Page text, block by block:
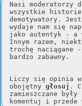
Nasi moderatorzy
wszystkie historie
demotywatory.
wydaje nam się
jako autentyk - a
Innym razem,
trochę naciągane
bardzo zabawny.
Liczy się opinia
obojętny głosuj .
zamieszczane
komentuj i przede